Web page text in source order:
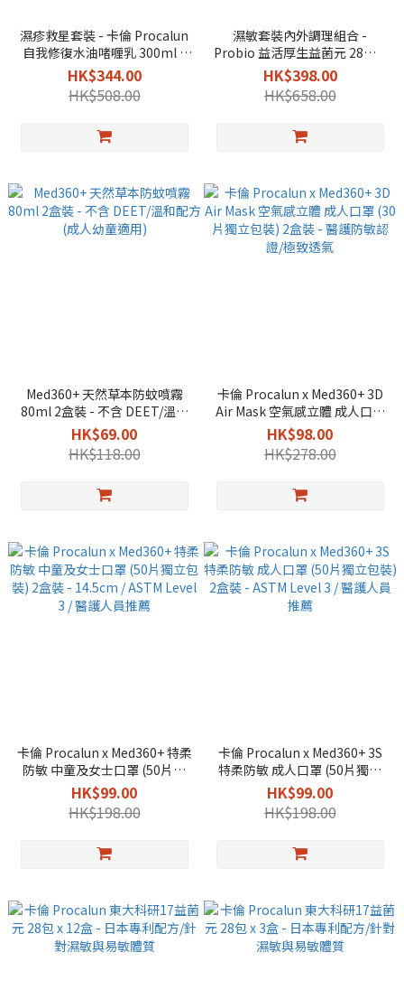
濕疹救星套裝 - 卡倫 Procalun
自我修復水油啫喱乳 300ml +
卡倫 Procalun 全效萬用膏 50g
HK$344.00
HK$508.00
濕敏套裝內外調理組合 -
Probio 益活厚生益菌元 28包 +
卡倫 Procalun 全效萬用膏 50g
HK$398.00
HK$658.00
Med360+ 天然草本防蚊噴霧
80ml 2盒裝 - 不含 DEET/溫和
配方 (成人幼童適用)
HK$69.00
HK$118.00
卡倫 Procalun x Med360+ 3D
Air Mask 空氣感立體 成人口罩
(30片獨立包裝) 2盒裝 - 醫護防
敏認證/極致透氣
HK$98.00
HK$278.00
卡倫 Procalun x Med360+ 特柔
防敏 中童及女士口罩 (50片獨
立包裝) 2盒裝 - 14.5cm /
ASTM Level 3 / 醫護人員推薦
HK$99.00
HK$198.00
卡倫 Procalun x Med360+ 3S
特柔防敏 成人口罩 (50片獨立
包裝) 2盒裝 - ASTM Level 3 /
醫護人員推薦
HK$99.00
HK$198.00